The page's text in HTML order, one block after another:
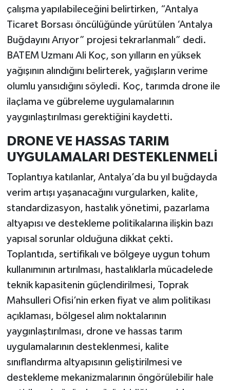
çalışma yapılabileceğini belirtirken, “Antalya
Ticaret Borsası öncülüğünde yürütülen ‘Antalya
Buğdayını Arıyor” projesi tekrarlanmalı” dedi.
BATEM Uzmanı Ali Koç, son yılların en yüksek
yağışının alındığını belirterek, yağışların verime
olumlu yansıdığını söyledi. Koç, tarımda drone ile
ilaçlama ve gübreleme uygulamalarının
yaygınlaştırılması gerektiğini kaydetti.
DRONE VE HASSAS TARIM
UYGULAMALARI DESTEKLENMELİ
Toplantıya katılanlar, Antalya’da bu yıl buğdayda
verim artışı yaşanacağını vurgularken, kalite,
standardizasyon, hastalık yönetimi, pazarlama
altyapısı ve destekleme politikalarına ilişkin bazı
yapısal sorunlar olduğuna dikkat çekti.
Toplantıda, sertifikalı ve bölgeye uygun tohum
kullanımının artırılması, hastalıklarla mücadelede
teknik kapasitenin güçlendirilmesi, Toprak
Mahsulleri Ofisi’nin erken fiyat ve alım politikası
açıklaması, bölgesel alım noktalarının
yaygınlaştırılması, drone ve hassas tarım
uygulamalarının desteklenmesi, kalite
sınıflandırma altyapısının geliştirilmesi ve
destekleme mekanizmalarının öngörülebilir hale